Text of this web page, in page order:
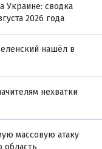
Украине: сводка
2026 года
нашёл в
нехватки
массовую атаку
область